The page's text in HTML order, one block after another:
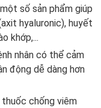
số sản phẩm giúp
hyaluronic), huyết
khớp,...
nhân có thể cảm
động dễ dàng hơn
thuốc chống viêm